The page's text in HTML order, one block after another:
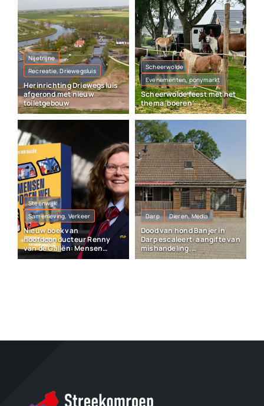
Nijetrijne
Recreatie, Driewegsluis
Herinrichting Driewegsluis
afgerond met nieuw
toiletgebouw
Scheerwolde
Evenementen, ponymarkt
Scheerwolde feest met het
thema ‘boeren’
Steenwijk
Samenleving, Verkeer
Nieuw boek van
hoofdconducteur Renny
van de Galiën: Mensen
sporen wel
Darp Dieren, Media
Dood van hond Banjer in
Darp escaleert: aangifte van
mishandeling,
vrijheidsberoving en